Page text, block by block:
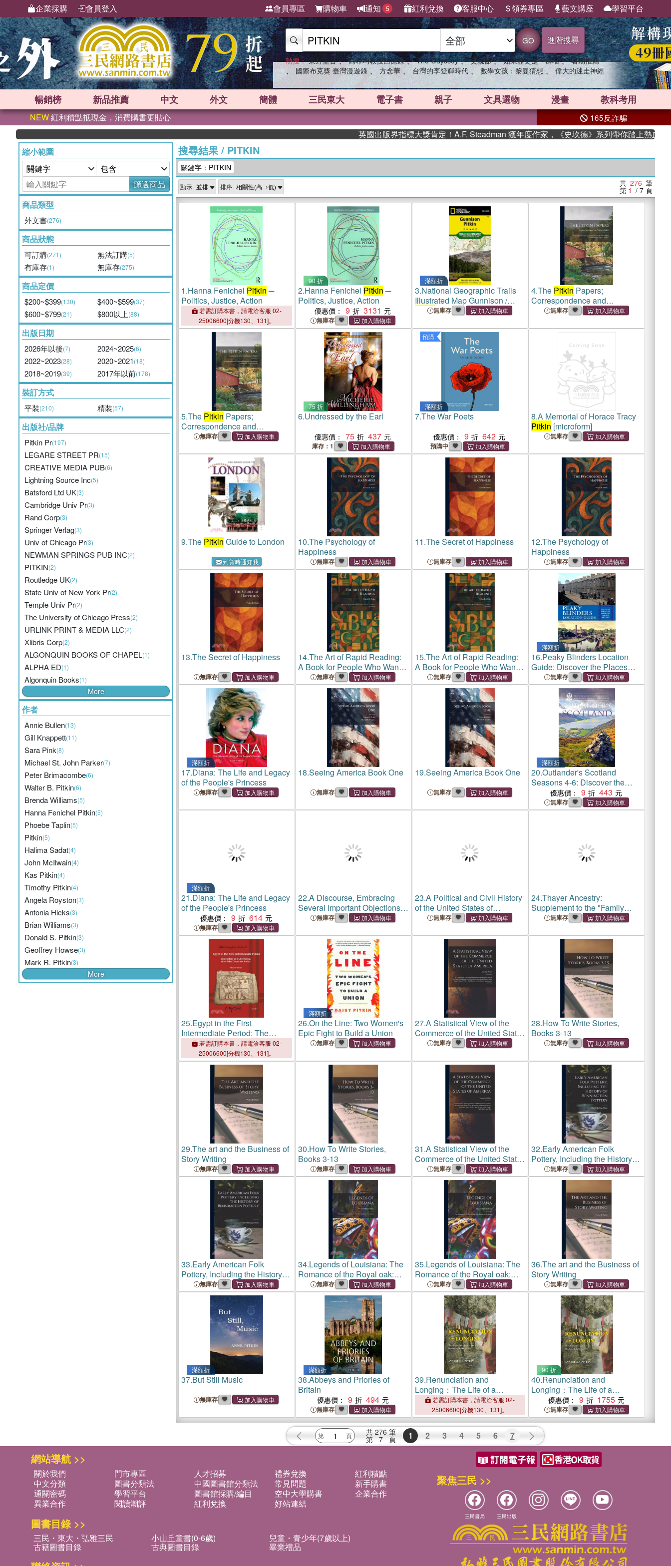
企業採購 會員登入 會員專區 購物車 通知 5 紅利兌換 客服中心 領券專區 藝文講座 學習平台
GO 進階搜尋
熱搜： 東野圭吾 、 高希均教授回憶錄 、 The Odyssey 、 父親節 、 如果歷史是一群喵 、 暑期推薦
、 國際布克獎 臺灣漫遊錄 、 方念華 、 台灣的李登輝時代 、 數學女孩：黎曼猜想 、 偉大的迷走神經
暢銷榜 新品推薦 中文 外文 簡體 三民東大 電子書 親子 文具選物 漫畫 教科考用
NEW紅利積點抵現金，消費購書更貼心 165反詐騙
英國出版界指標大獎肯定！A.F. Steadman 獲年度作家，《史坎德》系列帶你踏上熱血奇幻旅程
縮小範圍
篩選商品
商品類型
外文書(276)
商品狀態
可訂購(271) 無法訂購(5)
有庫存(1) 無庫存(275)
商品定價
$200~$399(130) $400~$599(37)
$600~$799(21) $800以上(88)
出版日期
2026年以後(7) 2024~2025(6)
2022~2023(28) 2020~2021(18)
2018~2019(39) 2017年以前(178)
裝訂方式
平裝(210) 精裝(57)
出版社/品牌
Pitkin Pr(197)
LEGARE STREET PR(15)
CREATIVE MEDIA PUB(6)
Lightning Source Inc(5)
Batsford Ltd UK(3)
Cambridge Univ Pr(3)
Rand Corp(3)
Springer Verlag(3)
Univ of Chicago Pr(3)
NEWMAN SPRINGS PUB INC(2)
PITKIN(2)
Routledge UK(2)
State Univ of New York Pr(2)
Temple Univ Pr(2)
The University of Chicago Press(2)
URLINK PRINT & MEDIA LLC(2)
Xlibris Corp(2)
ALGONQUIN BOOKS OF CHAPEL(1)
ALPHA ED(1)
Algonquin Books(1)
More
作者
Annie Bullen(13)
Gill Knappett(11)
Sara Pink(8)
Michael St. John Parker(7)
Peter Brimacombe(6)
Walter B. Pitkin(6)
Brenda Williams(5)
Hanna Fenichel Pitkin(5)
Phoebe Taplin(5)
Pitkin(5)
Halima Sadat(4)
John McIlwain(4)
Kas Pitkin(4)
Timothy Pitkin(4)
Angela Royston(3)
Antonia Hicks(3)
Brian Williams(3)
Donald S. Pitkin(3)
Geoffrey Howse(3)
Mark R. Pitkin(3)
More
搜尋結果/ PITKIN
關鍵字：PITKIN
顯示 排序 共 276 筆
第 1 / 7 頁
1.Hanna Fenichel Pitkin ─
Politics, Justice, Action
若需訂購本書，請電洽客服 02-
25006600[分機130、131]。
90 折
2.Hanna Fenichel Pitkin ─
Politics, Justice, Action
優惠價： 9 3131
無庫存
滿額折
3.National Geographic Trails
Illustrated Map Gunnison /
Pitkin無庫存
4.The Pitkin Papers;
Correspondence and
Documents During William
Colony O
無庫存
5.The Pitkin Papers;
Correspondence and
Documents During William
Colony O
無庫存
75 折
6.Undressed by the Earl
優惠價： 75 437
庫存：1
預購
滿額折
7.The War Poets
優惠價： 9 642
預購中
8.A Memorial of Horace Tracy
Pitkin [microform]
無庫存
9.The Pitkin Guide to London
到貨時通知我
10.The Psychology of
Happiness
無庫存
11.The Secret of Happiness
無庫存
12.The Psychology of
Happiness
無庫存
13.The Secret of Happiness
無庫存
14.The Art of Rapid Reading:
A Book for People Who Want
to Read Faster and More
Accurately
無庫存
15.The Art of Rapid Reading:
A Book for People Who Want
to Read Faster and More
Accurately
無庫存
滿額折
16.Peaky Blinders Location
Guide: Discover the Places
Where the Shelbys Are Shot
無庫存
滿額折
17.Diana: The Life and Legacy
of the People's Princess
無庫存
18.Seeing America Book One
無庫存
19.Seeing America Book One
無庫存
滿額折
20.Outlander's Scotland
Seasons 4-6: Discover the
Evocative Locations for a New
Era of Romance and
Adventure for Claire and Jamie
優惠價： 9 443
無庫存
滿額折
21.Diana: The Life and Legacy
of the People's Princess
優惠價： 9 614
無庫存
22.A Discourse, Embracing
Several Important Objections
to the Doctrine That Jesus
Two Natures: The Divine and
Human, in Myste
無庫存
23.A Political and Civil History
of the United States of
America: From the Year 1763
Administration of President
Washington, in March
無庫存
24.Thayer Ancestry:
Supplement to the "Family
Memorial of the Early Settlers
Colonel Abraham Thayer, his
無庫存
25.Egypt in the First
Intermediate Period: The
History and Chronology of Its
False Doors and Stelae
若需訂購本書，請電洽客服 02-
25006600[分機130、131]。
滿額折
26.On the Line: Two Women's
Epic Fight to Build a Union
無庫存
27.A Statistical View of the
Commerce of the United States
of America: Its Connection
Manufactures: And an Account
of the Public Deb
無庫存
28.How To Write Stories,
Books 3-13
無庫存
29.The art and the Business of
Story Writing
無庫存
30.How To Write Stories,
Books 3-13
無庫存
31.A Statistical View of the
Commerce of the United States
of America: Its Connection
With Agriculture and
Manufactures: And an Account
of the Public Deb
無庫存
32.Early American Folk
Pottery, Including the History of
Bennington Pottery
無庫存
33.Early American Folk
Pottery, Including the History of
Bennington Pottery
無庫存
34.Legends of Louisiana: The
Romance of the Royal oak:
The Brother of the Sultan
無庫存
35.Legends of Louisiana: The
Romance of the Royal oak:
The Brother of the Sultan
無庫存
36.The art and the Business of
Story Writing
無庫存
滿額折
37.But Still Music
無庫存
滿額折
38.Abbeys and Priories of
Britain
優惠價： 9 494
無庫存
39.Renunciation and
Longing：The Life of a
Twentieth-Century Himalayan
Buddhist Saint
若需訂購本書，請電洽客服 02-
25006600[分機130、131]。
90 折
40.Renunciation and
Longing：The Life of a
Twentieth-Century Himalayan
Buddhist Saint
優惠價： 9 1755
無庫存
共 276 筆
第 7 頁 1 2 3 4 5 6 7
網站導航 >>
關於我們 門市專區 人才招募 禮券兌換
紅利積點
中文分類
圖書分類法 中國圖書館分類法 常見問題
新手購書
通關密碼
學習平台 圖書館採購/編目 空中大學購書
企業合作
異業合作
閱讀潮評 紅利兌換 好站連結
圖書目錄 >>
三民・東大・弘雅三民 小山丘童書(0-6歲) 兒童・青少年(7歲以上)
古籍圖書目錄 古典圖書目錄 畢業禮品
聚焦三民 >>
三民書局 三民出版